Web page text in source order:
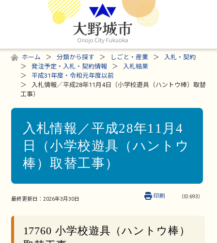
ホーム 分類から探す しごと・産業
入札・契約
発注予定・入札・契約情報
入札結果
平成31年度・令和元年度以前
入札情報／平成28年11月4日（小学校遊具（ハントウ棒）取替
工事）
入札情報／平成28年11月4
日（小学校遊具（ハントウ
棒）取替工事）
最終更新日： 2026年3月30日 （ID:693）
印刷
17760 小学校遊具（ハントウ棒）